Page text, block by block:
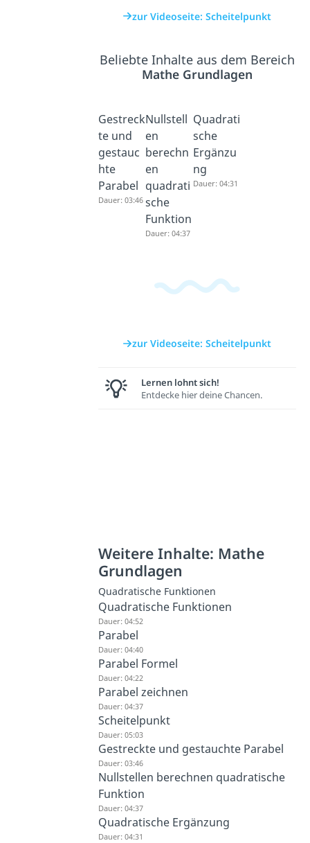
zur Videoseite: Scheitelpunkt
Beliebte Inhalte aus dem Bereich
Mathe Grundlagen
Gestreck
te und
gestauc
hte
Parabel
Dauer: 03:46
Nullstell
en
berechn
en
quadrati
sche
Funktion
Dauer: 04:37
Quadrati
sche
Ergänzu
ng
Dauer: 04:31
zur Videoseite: Scheitelpunkt
Lernen lohnt sich!
Entdecke hier deine Chancen.
Weitere Inhalte: Mathe
Grundlagen
Quadratische Funktionen
Quadratische Funktionen
Dauer: 04:52
Parabel
Dauer: 04:40
Parabel Formel
Dauer: 04:22
Parabel zeichnen
Dauer: 04:37
Scheitelpunkt
Dauer: 05:03
Gestreckte und gestauchte Parabel
Dauer: 03:46
Nullstellen berechnen quadratische
Funktion
Dauer: 04:37
Quadratische Ergänzung
Dauer: 04:31